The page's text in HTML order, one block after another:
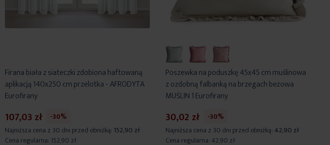
Firana biała z siateczki zdobiona haftowaną
aplikacją 140x250 cm przelotka - AFRODYTA
Eurofirany
107,03 zł
-30%
Najniższa cena z 30 dni przed obniżką: 152,90 zł
Cena regularna: 152,90 zł
Poszewka na poduszkę 45x45 cm muślinowa
z ozdobną falbanką na brzegach beżowa
MUŚLIN 1 Eurofirany
30,02 zł
-30%
Najniższa cena z 30 dni przed obniżką: 42,90 zł
Cena regularna:42,90 zł